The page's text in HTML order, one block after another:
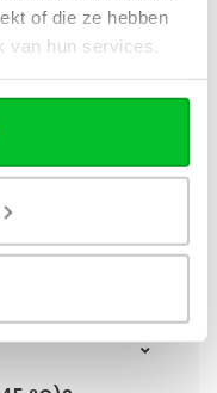
of die ze hebben
van hun services.
van een
van
van losse